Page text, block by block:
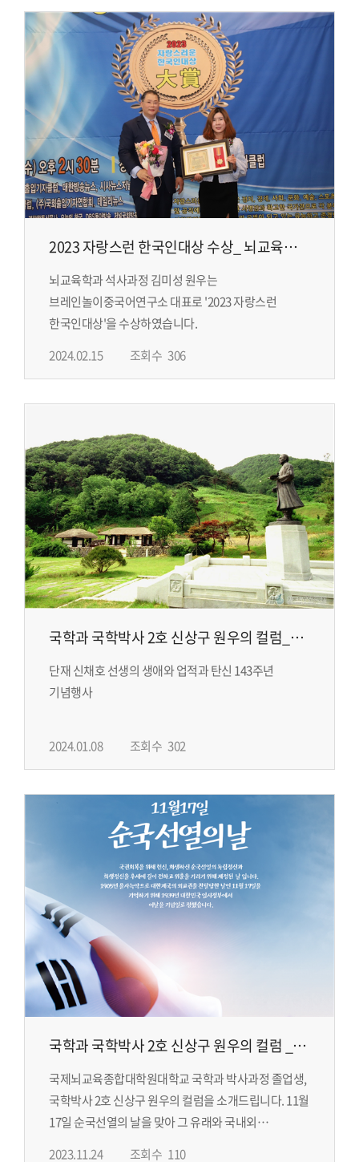
2023 자랑스런 한국인대상 수상_ 뇌교육학과
석사과정 김미성 원우
뇌교육학과 석사과정 김미성 원우는
브레인놀이중국어연구소 대표로 '2023 자랑스런
한국인대상'을 수상하였습니다.
2024.02.15
조회수 306
국학과 국학박사 2호 신상구 원우의 컬럼_
단채 신채호 선생관련
단재 신채호 선생의 생애와 업적과 탄신 143주년
기념행사
2024.01.08 조회수 302
국학과 국학박사 2호 신상구 원우의 컬럼 _
순국선열의 날 관련
국제뇌교육종합대학원대학교 국학과 박사과정 졸업생,
국학박사 2호 신상구 원우의 컬럼을 소개드립니다. 11월
17일 순국선열의 날을 맞아 그 유래와 국내외
2023.11.24 조회수 110